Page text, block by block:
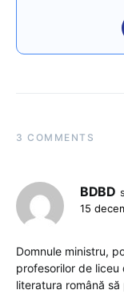
3 COMMENTS
BDBD
15
Domnule ministru,
profesorilor de liceu
literatura română